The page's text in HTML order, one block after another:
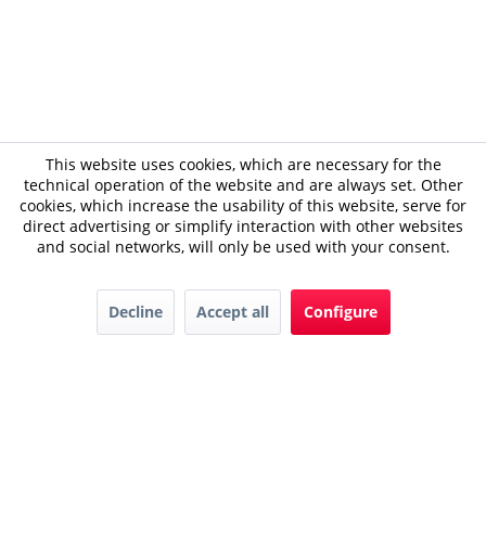
This website uses cookies, which are necessary for the
technical operation of the website and are always set. Other
cookies, which increase the usability of this website, serve for
direct advertising or simplify interaction with other websites
and social networks, will only be used with your consent.
Decline Accept all Configure